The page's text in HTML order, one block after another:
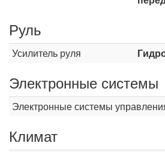
Руль
Усилитель руля
Электронные системы
Электронные системы
Климат